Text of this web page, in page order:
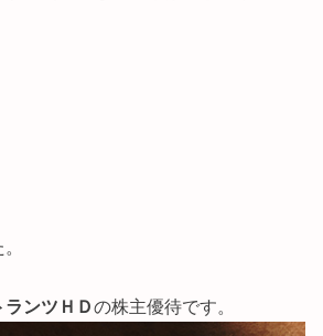
ランツＨＤの株主優待です。